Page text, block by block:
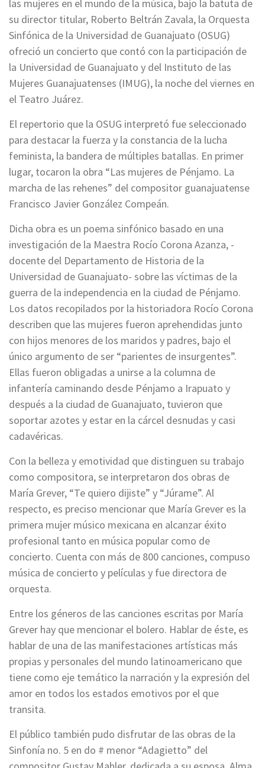
las mujeres en el mundo de la música, bajo la batuta de
su director titular, Roberto Beltrán Zavala, la Orquesta
Sinfónica de la Universidad de Guanajuato (OSUG)
ofreció un concierto que contó con la participación de
la Universidad de Guanajuato y del Instituto de las
Mujeres Guanajuatenses (IMUG), la noche del viernes en
el Teatro Juárez.
El repertorio que la OSUG interpretó fue seleccionado
para destacar la fuerza y la constancia de la lucha
feminista, la bandera de múltiples batallas. En primer
lugar, tocaron la obra “Las mujeres de Pénjamo. La
marcha de las rehenes” del compositor guanajuatense
Francisco Javier González Compeán.
Dicha obra es un poema sinfónico basado en una
investigación de la Maestra Rocío Corona Azanza, -
docente del Departamento de Historia de la
Universidad de Guanajuato- sobre las víctimas de la
guerra de la independencia en la ciudad de Pénjamo.
Los datos recopilados por la historiadora Rocío Corona
describen que las mujeres fueron aprehendidas junto
con hijos menores de los maridos y padres, bajo el
único argumento de ser “parientes de insurgentes”.
Ellas fueron obligadas a unirse a la columna de
infantería caminando desde Pénjamo a Irapuato y
después a la ciudad de Guanajuato, tuvieron que
soportar azotes y estar en la cárcel desnudas y casi
cadavéricas.
Con la belleza y emotividad que distinguen su trabajo
como compositora, se interpretaron dos obras de
María Grever, “Te quiero dijiste” y “Júrame”. Al
respecto, es preciso mencionar que María Grever es la
primera mujer músico mexicana en alcanzar éxito
profesional tanto en música popular como de
concierto. Cuenta con más de 800 canciones, compuso
música de concierto y películas y fue directora de
orquesta.
Entre los géneros de las canciones escritas por María
Grever hay que mencionar el bolero. Hablar de éste, es
hablar de una de las manifestaciones artísticas más
propias y personales del mundo latinoamericano que
tiene como eje temático la narración y la expresión del
amor en todos los estados emotivos por el que
transita.
El público también pudo disfrutar de las obras de la
Sinfonía no. 5 en do # menor “Adagietto” del